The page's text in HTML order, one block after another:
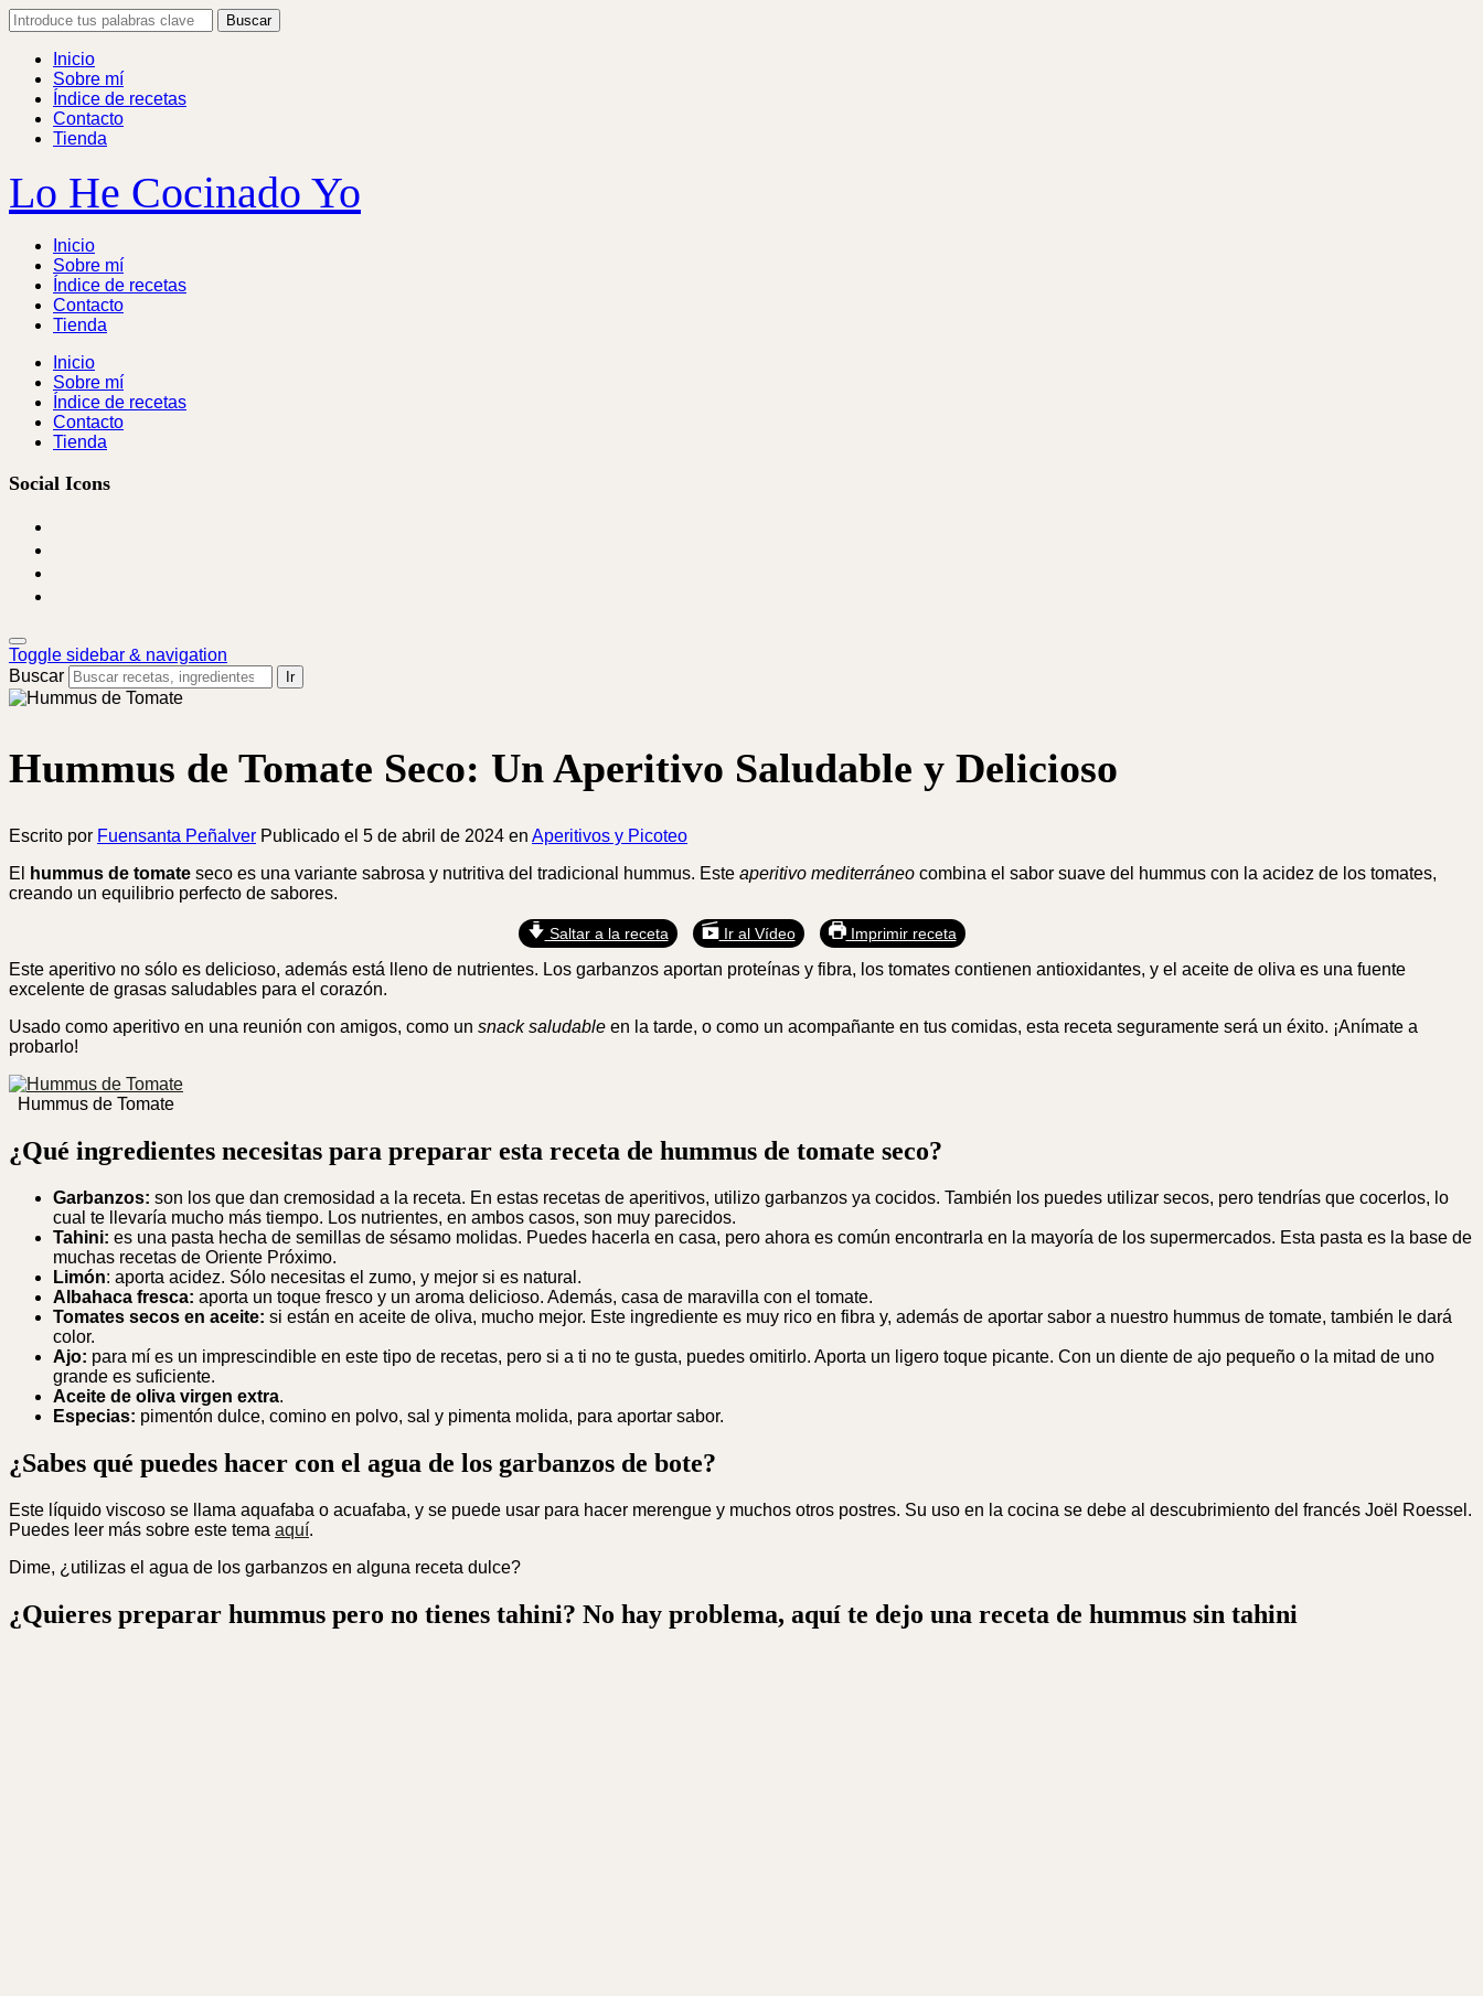
Skip
to
content
Search
for:
Inicio
Sobre mí
Índice de recetas
Contacto
Tienda
Lo He Cocinado Yo
Inicio
Sobre mí
Índice de recetas
Contacto
Tienda
Inicio
Sobre mí
Índice de recetas
Contacto
Tienda
Social Icons
Toggle sidebar & navigation
Buscar
Ir
Hummus de Tomate Seco: Un Aperitivo Saludable y Delicioso
Escrito por Fuensanta Peñalver Publicado el 5 de abril de 2024 en Aperitivos y Picoteo
El
hummus de tomate seco es una variante sabrosa y nutritiva del tradicional hummus. Este aperitivo mediterráneo combina el sabor suave del hummus con la acidez de los tomates,
creando un equilibrio perfecto de sabores.
Saltar a la receta Ir al Vídeo Imprimir receta
Este aperitivo no sólo es delicioso, además está lleno de nutrientes. Los garbanzos aportan proteínas y fibra, los tomates contienen antioxidantes, y el aceite de oliva es una fuente
excelente de grasas saludables para el corazón.
Usado como aperitivo en una reunión con amigos, como un snack saludable en la tarde, o como un acompañante en tus comidas, esta receta seguramente será un éxito. ¡Anímate a
probarlo!
Hummus de Tomate
¿Qué ingredientes necesitas para preparar esta receta de hummus de tomate seco?
Garbanzos: son los que dan cremosidad a la receta. En estas recetas de aperitivos, utilizo garbanzos ya cocidos. También los puedes utilizar secos, pero tendrías que cocerlos, lo
cual te llevaría mucho más tiempo. Los nutrientes, en ambos casos, son muy parecidos.
Tahini: es una pasta hecha de semillas de sésamo molidas. Puedes hacerla en casa, pero ahora es común encontrarla en la mayoría de los supermercados. Esta pasta es la base de
muchas recetas de Oriente Próximo.
Limón: aporta acidez. Sólo necesitas el zumo, y mejor si es natural.
Albahaca fresca: aporta un toque fresco y un aroma delicioso. Además, casa de maravilla con el tomate.
Tomates secos en aceite: si están en aceite de oliva, mucho mejor. Este ingrediente es muy rico en fibra y, además de aportar sabor a nuestro hummus de tomate, también le dará
color.
Ajo: para mí es un imprescindible en este tipo de recetas, pero si a ti no te gusta, puedes omitirlo. Aporta un ligero toque picante. Con un diente de ajo pequeño o la mitad de uno
grande es suficiente.
Aceite de oliva virgen extra.
Especias: pimentón dulce, comino en polvo, sal y pimenta molida, para aportar sabor.
¿Sabes qué puedes hacer con el agua de los garbanzos de bote?
Este líquido viscoso se llama aquafaba o acuafaba, y se puede usar para hacer merengue y muchos otros postres. Su uso en la cocina se debe al descubrimiento del francés Joël Roessel.
Puedes leer más sobre este tema aquí.
Dime, ¿utilizas el agua de los garbanzos en alguna receta dulce?
¿Quieres preparar hummus pero no tienes tahini? No hay problema, aquí te dejo una receta de hummus sin tahini